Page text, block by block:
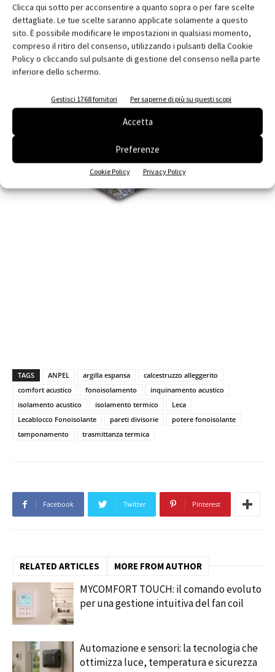
Clicca qui sotto per acconsentire a quanto sopra o per fare scelte
dettagliate. Le tue scelte saranno applicate solamente a questo
sito. È possibile modificare le impostazioni in qualsiasi momento,
compreso il ritiro del consenso, utilizzando i pulsanti della Cookie
Policy o cliccando sul pulsante di gestione del consenso nella parte
inferiore dello schermo.
Gestisci 1768 fornitori Per saperne di più su questi scopi
Accetta
Preferenze
Cookie Policy Privacy Policy
TAGS ANPEL argilla espansa
calcestruzzo alleggerito
comfort acustico
fonoisolamento
inquinamento acustico
isolamento acustico
isolamento termico
Leca
Lecablocco Fonoisolante
pareti divisorie
potere fonoisolante
tamponamento
trasmittanza termica
Facebook Twitter Pinterest
RELATED ARTICLES MORE FROM AUTHOR
MYCOMFORT TOUCH: il comando evoluto
per una gestione intuitiva del fan coil
Automazione e sensori: la tecnologia che
ottimizza luce, temperatura e sicurezza